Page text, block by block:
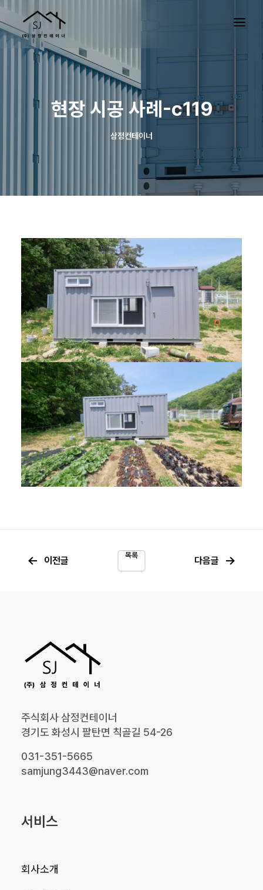
현장 시공 사례-c119
삼정컨테이너
목록
← 이전글 다음글 →
주식회사 삼정컨테이너
경기도 화성시 팔탄면 칙골길 54-26
031-351-5665
samjung3443@naver.com
서비스
회사소개